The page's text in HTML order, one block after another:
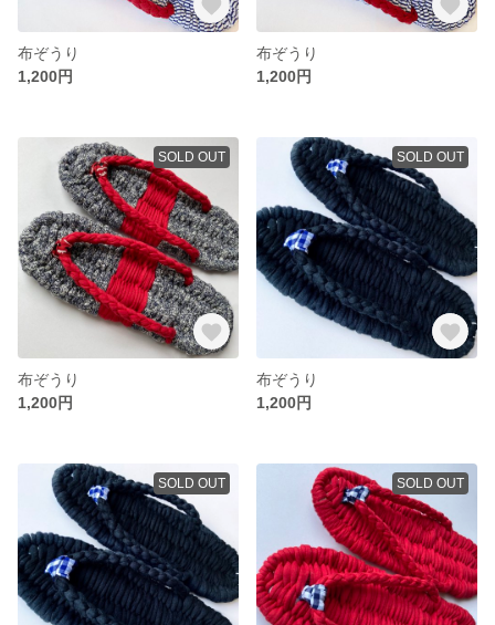
布ぞうり
1,200円
布ぞうり
1,200円
SOLD OUT
布ぞうり
1,200円
SOLD OUT
布ぞうり
1,200円
SOLD OUT SOLD OUT